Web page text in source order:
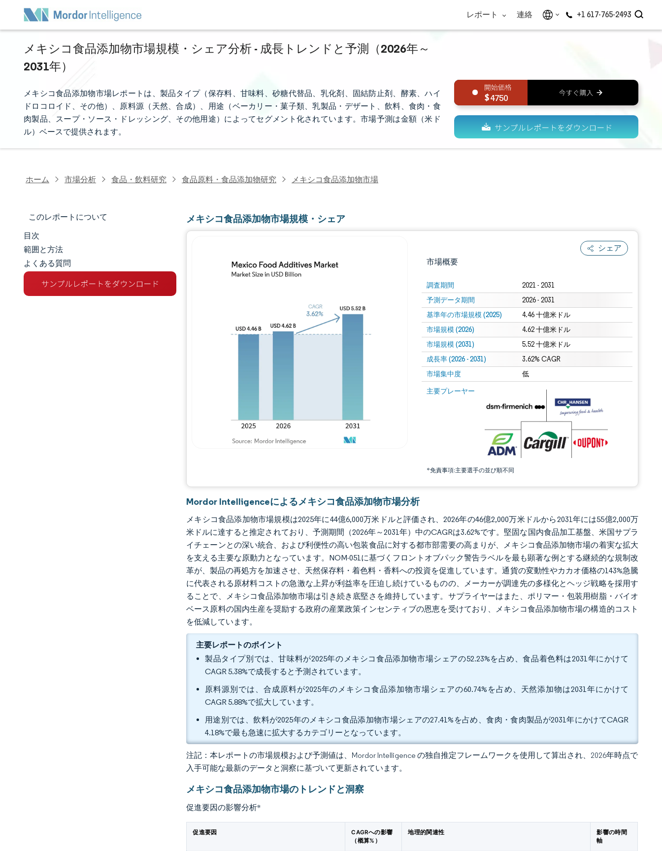
レポート 連絡 +1 617-765-2493
メキシコ食品添加物市場規模・シェア分析 - 成長トレンドと予測（2026年～
2031年）
メキシコ食品添加物市場レポートは、製品タイプ（保存料、甘味料、砂糖代替品、乳化剤、固結防止剤、酵素、ハイ
ドロコロイド、その他）、原料源（天然、合成）、用途（ベーカリー・菓子類、乳製品・デザート、飲料、食肉・食
肉製品、スープ・ソース・ドレッシング、その他用途）によってセグメント化されています。市場予測は金額（米ド
ル）ベースで提供されます。
4750
ホーム 市場分析 食品・飲料研究 食品原料・食品添加物研究 メキシコ食品添加物市場
このレポートについて
市場規模とシェア
市場分析
トレンドとインサイト
目次
範囲と方法
よくある質問
メキシコ食品添加物市場規模・シェア
シェア
市場概要
調査期間 2021 - 2031
予測データ期間 2026 - 2031
基準年の市場規模 (2025) 4.46 十億米ドル
市場規模 (2026) 4.62 十億米ドル
市場規模 (2031) 5.52 十億米ドル
成長率 (2026 - 2031) 3.62% CAGR
市場集中度 低
主要プレーヤー
*免責事項:主要選手の並び順不同
画像 © Mordor Intelligence。再利用にはCC BY 4.0の表示が必要です。
画像 © Mordor Intelligence。再利用にはCC BY 4.0の表示が必要です。
Mordor Intelligenceによるメキシコ食品添加物市場分析
メキシコ食品添加物市場規模は2025年に44億6,000万米ドルと評価され、2026年の46億2,000万米ドルから2031年には55億2,000万
米ドルに達すると推定されており、予測期間（2026年～2031年）中のCAGRは3.62%です。堅固な国内食品加工基盤、米国サプラ
イチェーンとの深い統合、および利便性の高い包装食品に対する都市部需要の高まりが、メキシコ食品添加物市場の着実な拡大
を支える主要な原動力となっています。NOM-051に基づくフロントオブパック警告ラベルを最も顕著な例とする継続的な規制改
革が、製品の再処方を加速させ、天然保存料・着色料・香料への投資を促進しています。通貨の変動性やカカオ価格の143%急騰
に代表される原材料コストの急激な上昇が利益率を圧迫し続けているものの、メーカーが調達先の多様化とヘッジ戦略を採用す
ることで、メキシコ食品添加物市場は引き続き底堅さを維持しています。サプライヤーはまた、ポリマー・包装用樹脂・バイオ
ベース原料の国内生産を奨励する政府の産業政策インセンティブの恩恵を受けており、メキシコ食品添加物市場の構造的コスト
を低減しています。
主要レポートのポイント
製品タイプ別では、甘味料が2025年のメキシコ食品添加物市場シェアの52.23%を占め、食品着色料は2031年にかけて
CAGR 5.38%で成長すると予測されています。
原料源別では、合成原料が2025年のメキシコ食品添加物市場シェアの60.74%を占め、天然添加物は2031年にかけて
CAGR 5.88%で拡大しています。
用途別では、飲料が2025年のメキシコ食品添加物市場シェアの27.41%を占め、食肉・食肉製品が2031年にかけてCAGR
4.18%で最も急速に拡大するカテゴリーとなっています。
注記：本レポートの市場規模および予測値は、Mordor Intelligence の独自推定フレームワークを使用して算出され、2026年時点で
入手可能な最新のデータと洞察に基づいて更新されています。
メキシコ食品添加物市場のトレンドと洞察
促進要因の影響分析*
促進要因
CAGRへの影響
（概算%）
地理的関連性
影響の時間
軸